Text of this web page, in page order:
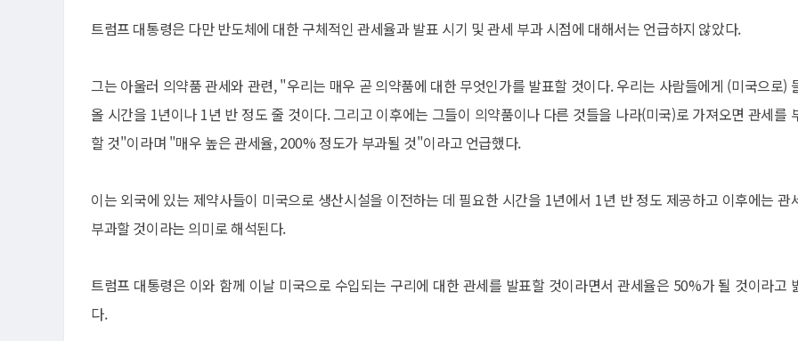
트럼프 대통령은 다만 반도체에 대한 구체적인 관세율과 발표 시기 및 관세 부과 시점에 대해서는 언급하지 않았다.
그는 아울러 의약품 관세와 관련, "우리는 매우 곧 의약품에 대한 무엇인가를 발표할 것이다. 우리는 사람들에게 (미국으로)
올 시간을 1년이나 1년 반 정도 줄 것이다. 그리고 이후에는 그들이 의약품이나 다른 것들을 나라(미국)로 가져오면 관세를
할 것"이라며 "매우 높은 관세율, 200% 정도가 부과될 것"이라고 언급했다.
이는 외국에 있는 제약사들이 미국으로 생산시설을 이전하는 데 필요한 시간을 1년에서 1년 반 정도 제공하고 이후에는 관
부과할 것이라는 의미로 해석된다.
트럼프 대통령은 이와 함께 이날 미국으로 수입되는 구리에 대한 관세를 발표할 것이라면서 관세율은 50%가 될 것이라고
다.